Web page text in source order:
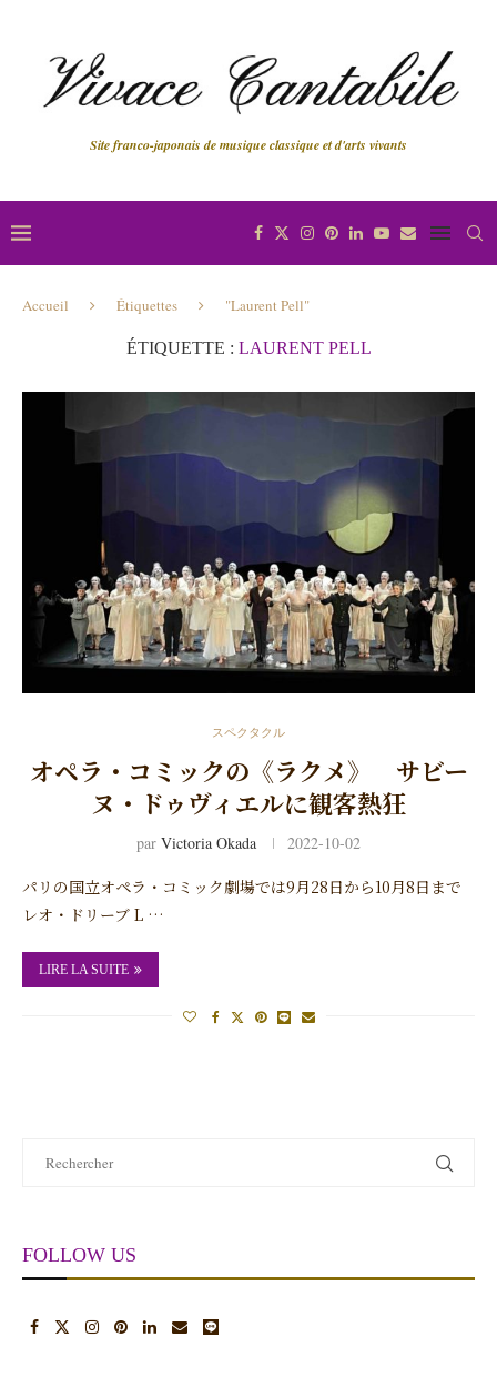
Site franco-japonais de musique classique et d'arts vivants
Accueil Étiquettes "Laurent Pell"
ÉTIQUETTE : LAURENT PELL
スペクタクル
オペラ・コミックの《ラクメ》 サビー
ヌ・ドゥヴィエルに観客熱狂
par Victoria Okada 2022-10-02
パリの国立オペラ・コミック劇場では9月28日から10月8日まで
レオ・ドリーブ L …
LIRE LA SUITE
FOLLOW US